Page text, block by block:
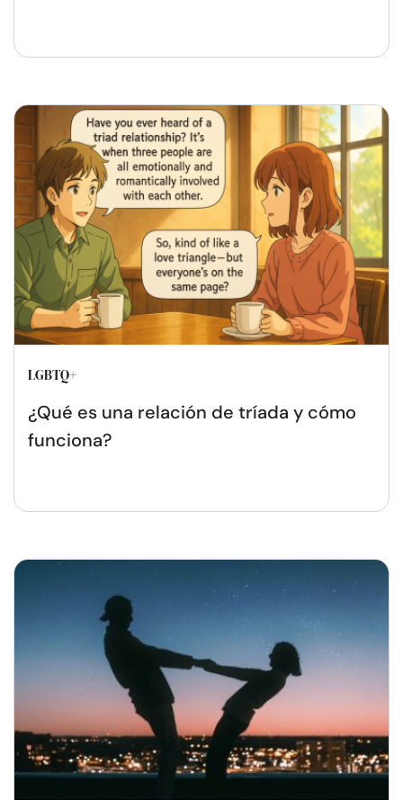
LGBTQ+
¿Qué es una relación de tríada y cómo
funciona?